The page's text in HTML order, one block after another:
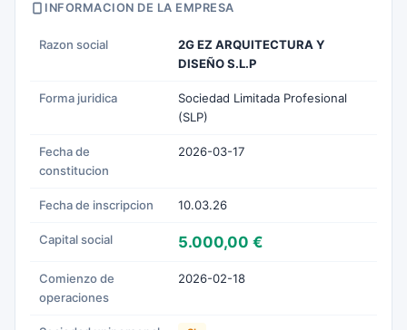
INFORMACION DE LA EMPRESA
Razon social
2G EZ ARQUITECTURA Y
DISEÑO S.L.P
Forma juridica
Sociedad Limitada Profesional
(SLP)
Fecha de
constitucion
2026-03-17
Fecha de inscripcion 10.03.26
Capital social 5.000,00 €
Comienzo de
operaciones
2026-02-18